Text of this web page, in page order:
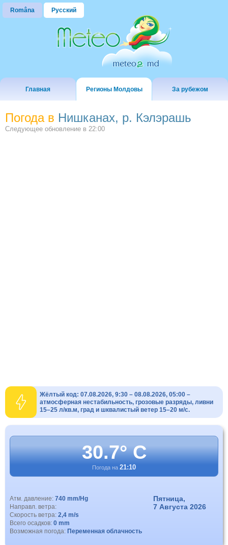
Româna Русский
Главная Регионы Молдовы За рубежом
Погода в Нишканах, р. Кэлэрашь
Следующее обновление в 22:00
Жёлтый код: 07.08.2026, 9:30 – 08.08.2026, 05:00 –
атмосферная нестабильность, грозовые разряды, ливни
15–25 л/кв.м, град и шквалистый ветер 15–20 м/с.
30.7° C
Погода на 21:10
Атм. давление: 740 mm/Hg
Направл. ветра:
Скорость ветра: 2,4 m/s
Всего осадков: 0 mm
Возможная погода: Переменная облачность
Пятница,
7 Августа 2026